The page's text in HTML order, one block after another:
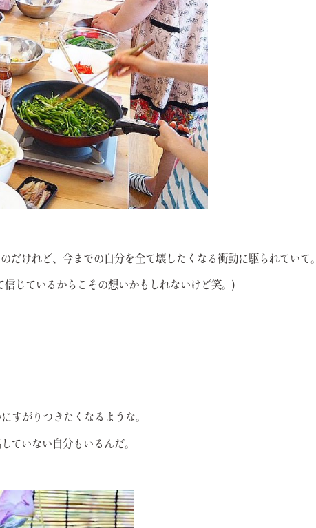
だけれど、今までの自分を全て壊したくなる衝動に駆られていて。
じているからこその想いかもしれないけど笑。)
すがりつきたくなるような。
ていない自分もいるんだ。